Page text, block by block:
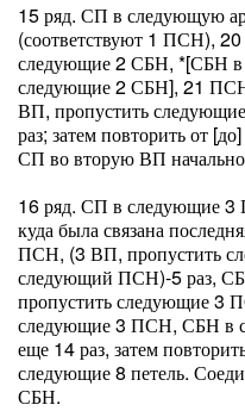
15 ряд. СП в следующую
(соответствуют 1 ПСН),
следующие 2 СБН, *[СБН в
следующие 2 СБН], 21
ВП, пропустить
раз; затем повторить от
СП во вторую ВП
16 ряд. СП в следующие
куда была связана
ПСН, (3 ВП, пропустить
следующий ПСН)-5 раз,
пропустить следующие
следующие 3 ПСН, СБН в
еще 14 раз, затем
следующие 8 петель.
СБН.